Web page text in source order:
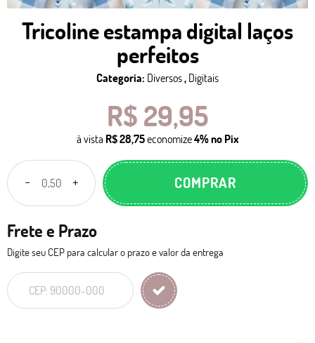
Tricoline estampa digital laços
perfeitos
Categoria: Diversos, Digitais
R$ 29,95
à vista R$ 28,75economize4%no Pix
COMPRAR
Frete e Prazo
Digite seu CEP para calcular o prazo e valor da entrega